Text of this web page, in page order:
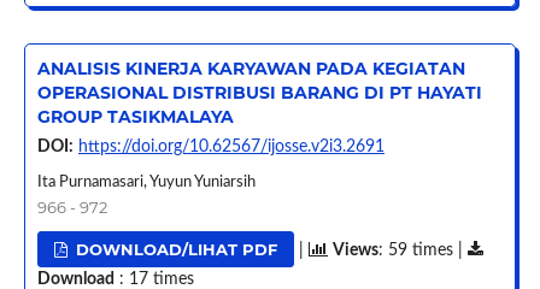
ANALISIS KINERJA KARYAWAN PADA KEGIATAN
OPERASIONAL DISTRIBUSI BARANG DI PT HAYATI
GROUP TASIKMALAYA
DOI: https://doi.org/10.62567/ijosse.v2i3.2691
Ita Purnamasari, Yuyun Yuniarsih
966 - 972
DOWNLOAD/LIHAT PDF Views: 59 times |
Download : 17 times